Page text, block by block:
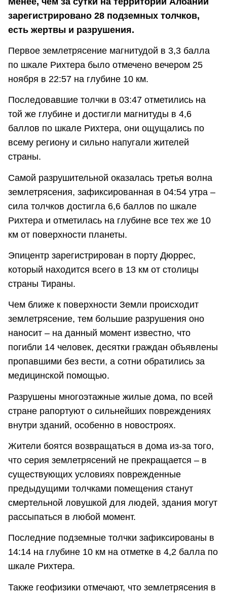
зарегистрировано 28 подземных толчков,
есть жертвы и разрушения.
Первое землетрясение магнитудой в 3,3 балла
по шкале Рихтера было отмечено вечером 25
ноября в 22:57 на глубине 10 км.
Последовавшие толчки в 03:47 отметились на
той же глубине и достигли магнитуды в 4,6
баллов по шкале Рихтера, они ощущались по
всему региону и сильно напугали жителей
страны.
Самой разрушительной оказалась третья волна
землетрясения, зафиксированная в 04:54 утра –
сила толчков достигла 6,6 баллов по шкале
Рихтера и отметилась на глубине все тех же 10
км от поверхности планеты.
Эпицентр зарегистрирован в порту Дюррес,
который находится всего в 13 км от столицы
страны Тираны.
Чем ближе к поверхности Земли происходит
землетрясение, тем большие разрушения оно
наносит – на данный момент известно, что
погибли 14 человек, десятки граждан объявлены
пропавшими без вести, а сотни обратились за
медицинской помощью.
Разрушены многоэтажные жилые дома, по всей
стране рапортуют о сильнейших повреждениях
внутри зданий, особенно в новостроях.
Жители боятся возвращаться в дома из-за того,
что серия землетрясений не прекращается – в
существующих условиях поврежденные
предыдущими толчками помещения станут
смертельной ловушкой для людей, здания могут
рассыпаться в любой момент.
Последние подземные толчки зафиксированы в
14:14 на глубине 10 км на отметке в 4,2 балла по
шкале Рихтера.
Также геофизики отмечают, что землетрясения в